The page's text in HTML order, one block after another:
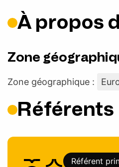
À propos
Zone
Zone géographique :
Référents
Référent